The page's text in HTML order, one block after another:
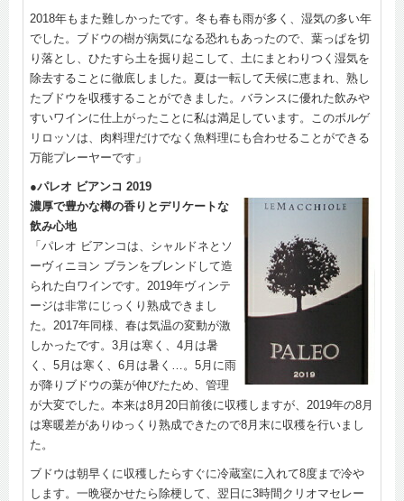
2018年もまた難しかったです。冬も春も雨が多く、湿気の多い年
でした。ブドウの樹が病気になる恐れもあったので、葉っぱを切
り落とし、ひたすら土を掘り起こして、土にまとわりつく湿気を
除去することに徹底しました。夏は一転して天候に恵まれ、熟し
たブドウを収穫することができました。バランスに優れた飲みや
すいワインに仕上がったことに私は満足しています。このボルゲ
リロッソは、肉料理だけでなく魚料理にも合わせることができる
万能プレーヤーです」
●パレオ ビアンコ 2019
濃厚で豊かな樽の香りとデリケートな
飲み心地
「パレオ ビアンコは、シャルドネとソ
ーヴィニヨン ブランをブレンドして造
られた白ワインです。2019年ヴィンテ
ージは非常にじっくり熟成できまし
た。2017年同様、春は気温の変動が激
しかったです。3月は寒く、4月は暑
く、5月は寒く、6月は暑く…。5月に雨
が降りブドウの葉が伸びたため、管理
が大変でした。本来は8月20日前後に収穫しますが、2019年の8月
は寒暖差がありゆっくり熟成できたので8月末に収穫を行いまし
た。
ブドウは朝早くに収穫したらすぐに冷蔵室に入れて8度まで冷や
します。一晩寝かせたら除梗して、翌日に3時間クリオマセレー